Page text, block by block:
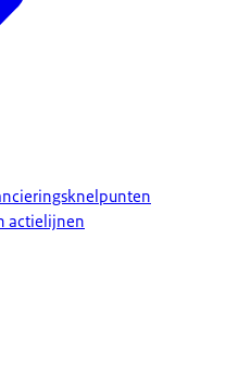
actielijnen